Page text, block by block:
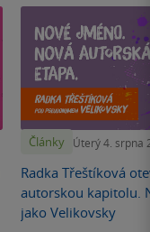
Články Úterý 4. srpna
Radka Třeštíková
autorskou kapitolu.
jako Velikovsky